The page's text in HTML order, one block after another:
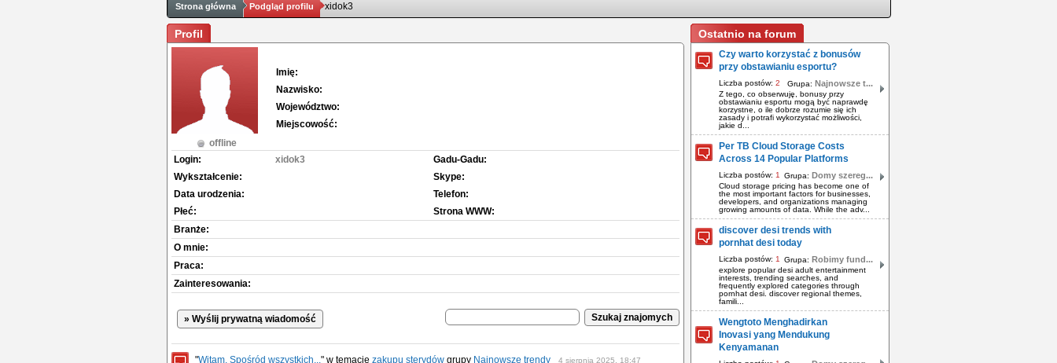
Strona główna Podgląd profilu xidok3
Profil
offline
Imię:
Nazwisko:
Województwo:
Miejscowość:
Login:
xidok3
Wykształcenie:
Data urodzenia:
Płeć:
Gadu-Gadu:
Skype:
Telefon:
Strona WWW:
Branże:
O mnie:
Praca:
Zainteresowania:
» Wyślij prywatną wiadomość
"Witam, Spośród wszystkich..." w temacie zakupu sterydów grupy Najnowsze trendy 4 sierpnia 2025, 18:47
Ostatnio na forum
Czy warto korzystać z bonusów
przy obstawianiu esportu?
Liczba postów: 2 Grupa: Najnowsze t...
Z tego, co obserwuję, bonusy przy
obstawianiu esportu mogą być naprawdę
korzystne, o ile dobrze rozumie się ich
zasady i potrafi wykorzystać możliwości,
jakie d...
Per TB Cloud Storage Costs
Across 14 Popular Platforms
Liczba postów: 1 Grupa: Domy szereg...
Cloud storage pricing has become one of
the most important factors for businesses,
developers, and organizations managing
growing amounts of data. While the adv...
discover desi trends with
pornhat desi today
Liczba postów: 1 Grupa: Robimy fund...
explore popular desi adult entertainment
interests, trending searches, and
frequently explored categories through
pornhat desi. discover regional themes,
famili...
Wengtoto Menghadirkan
Inovasi yang Mendukung
Kenyamanan